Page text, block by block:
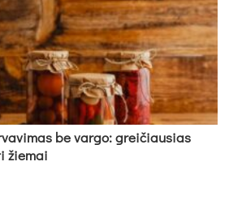
be vargo: greičiausias
žiemai